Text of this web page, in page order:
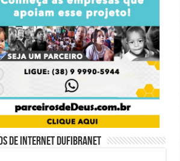
de internet DUFIBRANET